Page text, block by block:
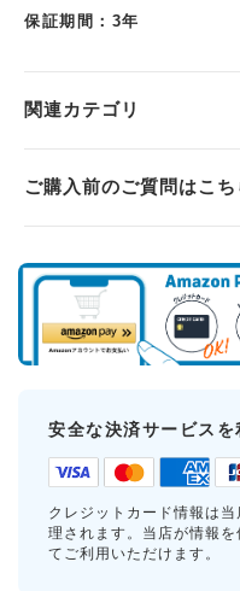
保証期間：3年
関連カテゴリ
ご購入前のご質問はこち
安全な決済サービス
クレジットカード情報は
理されます。当店が情報
てご利用いただけます。